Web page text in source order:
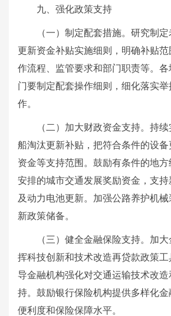
九、强化政策支持
（一）制定配套措施。研究制
更新资金补贴实施细则，明确补贴
作流程、监管要求和部门职责等。
门要制定配套操作细则，细化落实
作。
（二）加大财政资金支持。持
船淘汰更新补贴，把符合条件的设
资金等支持范围。鼓励有条件的地
安排的城市交通发展奖励资金，支
及动力电池更新。加强公路养护机
新政策储备。
（三）健全金融保险支持。加
挥科技创新和技术改造再贷款政策工
导金融机构强化对交通运输技术改
持。鼓励银行保险机构提供多样化
便利度和保险保障水平。